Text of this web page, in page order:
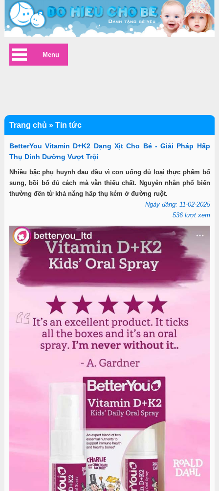
BetterYou Vitamin D+K2 Dạng Xịt Cho Bé - Giải Pháp Hấp
Thụ Dinh Dưỡng Vượt Trội
Nhiều bậc phụ huynh đau đầu vì con uống đủ loại thực phẩm bổ
sung, bồi bổ đủ cách mà vẫn thiếu chất. Nguyên nhân phổ biến
thường đến từ khả năng hấp thụ kém ở đường ruột.
Ngày đăng: 11-02-2025
536 lượt xem
Trang chủ » Tin tức
Menu